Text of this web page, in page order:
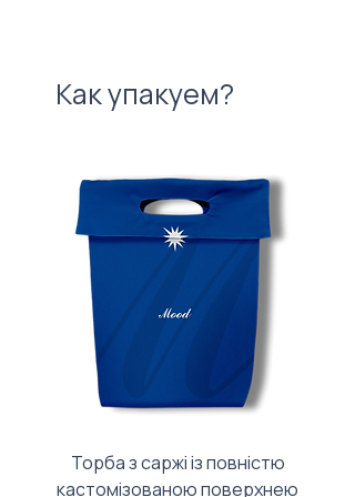
Как упакуем?
Торба з саржі із повністю
кастомізованою поверхнею